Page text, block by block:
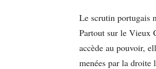
Le scrutin portugais
Partout sur le Vieux
accède au pouvoir,
menées par la droite